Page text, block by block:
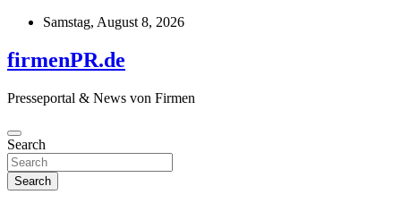
Skip
content
Samstag, August 8, 2026
firmenPR.de
Presseportal & News von Firmen
Search
Search